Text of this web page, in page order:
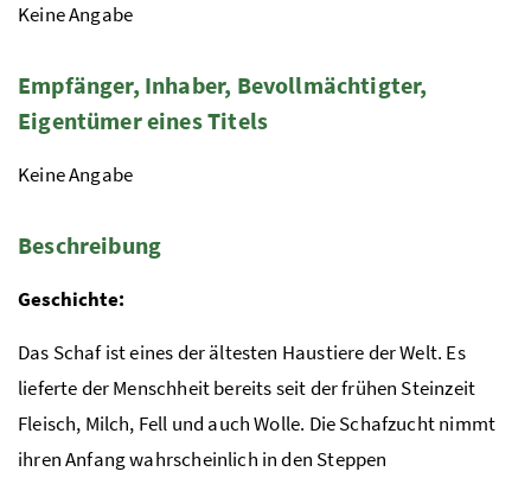
Keine Angabe
Empfänger, Inhaber, Bevollmächtigter,
Eigentümer eines Titels
Keine Angabe
Beschreibung
Geschichte:
Das Schaf ist eines der ältesten Haustiere der Welt. Es
lieferte der Menschheit bereits seit der frühen Steinzeit
Fleisch, Milch, Fell und auch Wolle. Die Schafzucht nimmt
ihren Anfang wahrscheinlich in den Steppen